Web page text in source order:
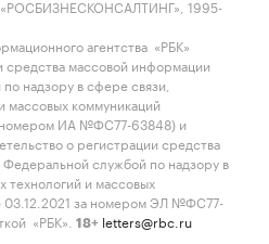
1995-
агентства «РБК»
средства массовой информации
надзору в сфере связи,
массовых коммуникаций
номером ИА №ФС77-63848) и
о регистрации средства
службой по надзору в
и массовых
03.12.2021 за номером ЭЛ №ФС77-
«РБК».
18+ letters@rbc.ru